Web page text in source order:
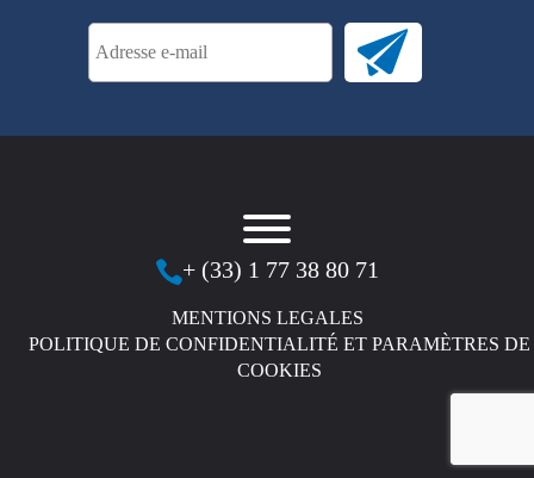
+ (33) 1 77 38 80 71
MENTIONS LEGALES
POLITIQUE DE CONFIDENTIALITÉ ET PARAMÈTRES DE
COOKIES